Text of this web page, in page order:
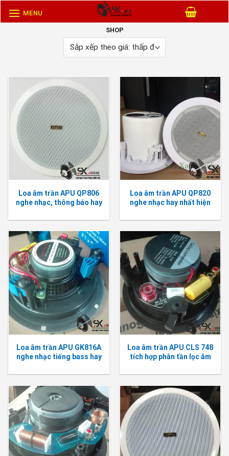
MENU
SHOP
Loa âm trần APU QP806
nghe nhạc, thông báo hay
Loa âm trần APU QP820
nghe nhạc hay nhất hiện
Loa âm trần APU GK816A
nghe nhạc tiếng bass hay
Loa âm trần APU CLS 748
tích hợp phân tần lọc âm